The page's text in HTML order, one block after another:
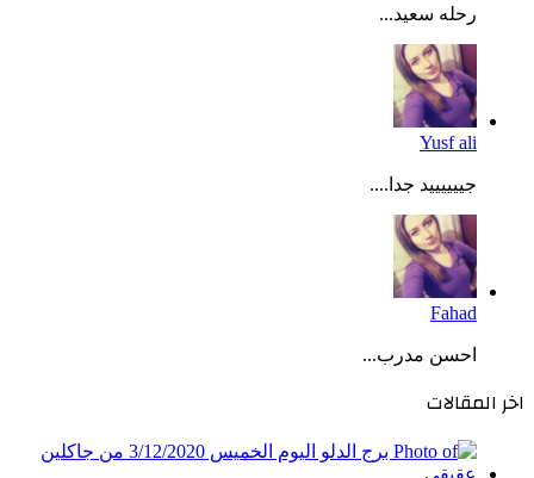
رحله سعيد...
Yusf ali
جييييييد جدا....
Fahad
احسن مدرب...
اخر المقالات